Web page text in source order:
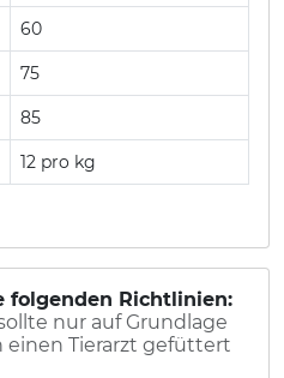
60
75
85
12 pro kg
folgenden Richtlinien:
nur auf Grundlage
Tierarzt gefüttert